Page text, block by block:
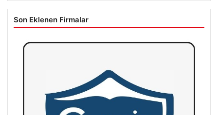
Son Eklenen Firmalar